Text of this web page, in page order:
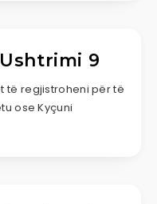
9
të regjistroheni për të
ose Kyçuni